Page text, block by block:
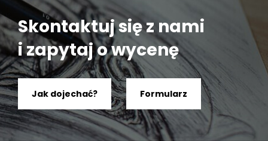
Skontaktuj się z nami
i zapytaj o wycenę
Jak dojechać? Formularz